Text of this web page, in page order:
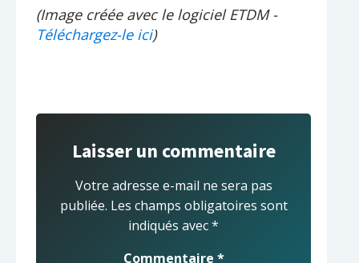
(Image créée avec le logiciel ETDM -
Téléchargez-le ici)
Laisser un commentaire
Votre adresse e-mail ne sera pas
publiée. Les champs obligatoires sont
indiqués avec*
Commentaire *